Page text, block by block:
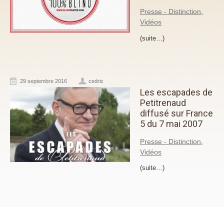
Presse - Distinction,
Vidéos
(suite…)
29 septembre 2016 cedric
Les escapades de
Petitrenaud
diffusé sur France
5 du 7 mai 2007
Presse - Distinction
Vidéos
(suite…)